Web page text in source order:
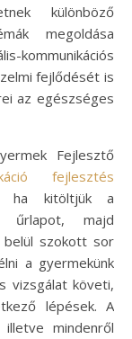
különböző
megoldása
kommunikációs
fejlődését is
az egészséges
Fejlesztő
fejlesztés
ha kitöltjük a
űrlapot, majd
belül szokott sor
a gyermekünk
vizsgálat követi,
lépések. A
mindenről